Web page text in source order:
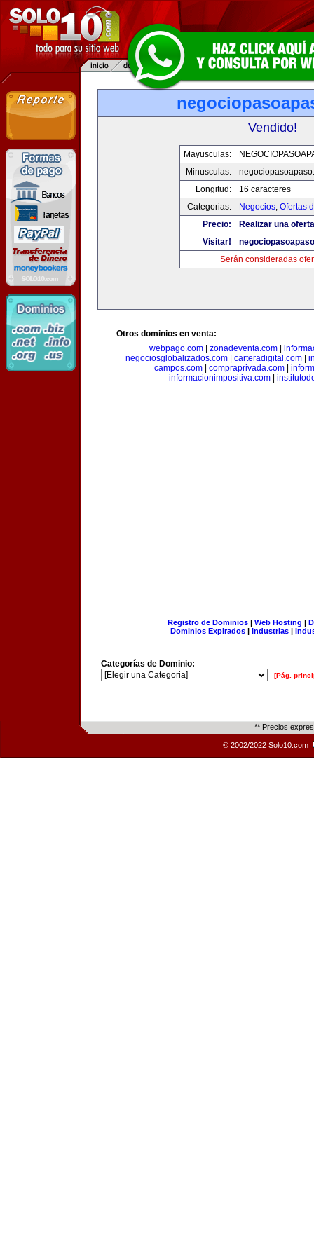
Vendido!
Mayusculas:
Minusculas:
Longitud:
16 caracteres
Categorias:
Negocios, Ofertas
Precio:
Realizar una
Visitar!
Serán consideradas
Otros dominios en venta:
webpago.com
zonadeventa.com
negociosglobalizados.com
carteradigital.com
campos.com
compraprivada.com
informacionimpositiva.com
Registro de Dominios| Web Hosting |
Dominios Expirados | Industrias |
Categorías de Dominio:
[Pág.
** Precios
© 2002/2022 Solo10.com